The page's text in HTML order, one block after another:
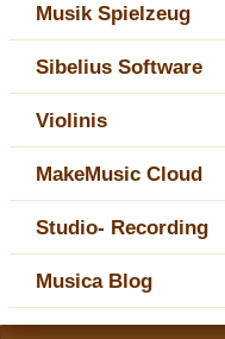
Musik Spielzeug
Sibelius Software
Violinis
MakeMusic Cloud
Studio- Recording
Musica Blog